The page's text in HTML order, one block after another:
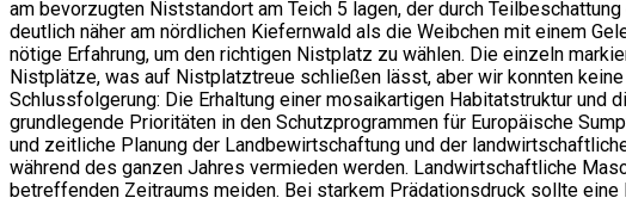
am bevorzugten Niststandort am Teich 5 lagen, der durch
deutlich näher am nördlichen Kiefernwald als die Weibchen mit einem
nötige Erfahrung, um den richtigen Nistplatz zu wählen. Die einzeln
Nistplätze, was auf Nistplatztreue schließen lässt, aber wir konnten
Schlussfolgerung: Die Erhaltung einer mosaikartigen Habitatstruktur
grundlegende Prioritäten in den Schutzprogrammen für Europäische
und zeitliche Planung der Landbewirtschaftung und der
während des ganzen Jahres vermieden werden. Landwirtschaftliche
betreffenden Zeitraums meiden. Bei starkem Prädationsdruck sollte